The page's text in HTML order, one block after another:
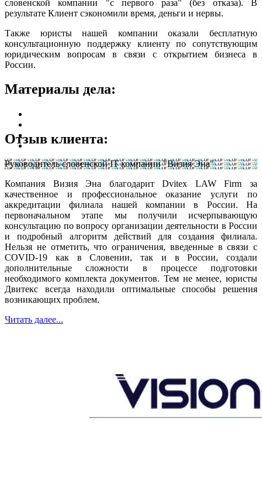
словенской компании "с первого раза" (без отказа). В
результате Клиент сэкономили время, деньги и нервы.
Также юристы нашей компании оказали бесплатную
консультационную поддержку клиенту по сопутствующим
юридическим вопросам в связи с открытием бизнеса в
России.
Материалы дела:
Отзыв клиента:
Руководитель словенской IT компании "Визия Эна"
Компания Визия Эна благодарит Dvitex LAW Firm за
качественное и профессиональное оказание услуги по
аккредитации филиала нашей компании в России. На
первоначальном этапе мы получили исчерпывающую
консультацию по вопросу организации деятельности в России
и подробный алгоритм действий для создания филиала.
Нельзя не отметить, что ограничения, введенные в связи с
COVID-19 как в Словении, так и в России, создали
дополнительные сложности в процессе подготовки
необходимого комплекта документов. Тем не менее, юристы
Двитекс всегда находили оптимальные способы решения
возникающих проблем.
Читать далее...